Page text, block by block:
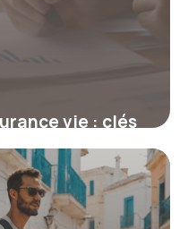
vie : clés
euros